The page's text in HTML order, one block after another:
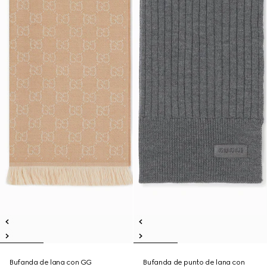
Bufanda de lana con GG
Bufanda de punto de lana con